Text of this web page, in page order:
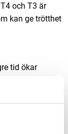
och T3 är
kan ge trötthet
tid ökar
blir effekten
av